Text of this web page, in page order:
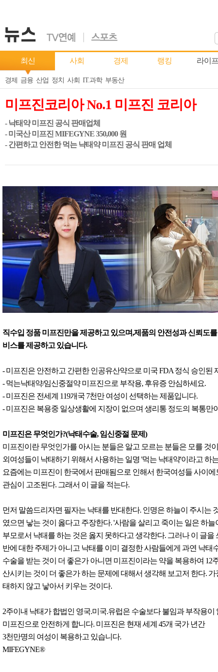
최신 사회 경제 랭킹 라이프
경제 금융 산업 정치 사회 IT.과학 부동산
미프진코리아 No.1 미프진 코리아
- 낙태약 미프진 공식 판매업체
- 미국산 미프진 MIFEGYNE 350,000 원
- 간편하고 안전한 먹는 냑태약 미프진 공식 판매 업체
직수입 정품 미프진만을 제공하고 있으며,제품의 안전성과 신뢰도
비스를 제공하고 있습니다.
- 미프진은 안전하고 간편한 인공유산약으로 미국 FDA 정식 승인된
- 먹는낙태약/임신중절약 미프진으로 부작용, 후유증 안심하세요.
- 미프진은 전세계 119개국 7천만 여성이 선택하는 제품입니다.
- 미프진은 복용중 일상생활에 지장이 없으며 생리통 정도의 복통만
미프진은 무엇인가?(낙태수술, 임신중절 문제)
미프진이란 무엇인가를 아시는 분들은 알고 모르는 분들은 모를 것
외여성들이 낙태하기 위해서 사용하는 일명 '먹는 낙태약'이라고 하
요즘에는 미프진이 한국에서 판매됨으로 인해서 한국여성들 사이
관심이 고조된다. 그래서 이 글을 적는다.
먼저 말씀드리자면 필자는 낙태를 반대한다. 인명은 하늘이 주시는
였으면 낳는 것이 옳다고 주장한다. '사람을 살리고 죽이는 일은 하늘
부모로서 낙태를 하는 것은 옳지 못하다고 생각한다. 그러나 이 글을
반에 대한 주제가 아니고 낙태를 이미 결정한 사람들에게 과연 낙태
수술을 받는 것이 더 좋은가 아니면 미프진이라는 약을 복용하여 12
산시키는 것이 더 좋은가 하는 문제에 대해서 생각해 보고저 한다. 가
태하지 않고 낳아서 키우는 것이다.
2주이내 낙태가 합법인 영국.미국.유럽은 수술보다 불임과 부작용이
미프진으로 안전하게 합니다. 미프진은 현재 세계 45개 국가 년간
3천만명의 여성이 복용하고 있습니다.
MIFEGYNE®